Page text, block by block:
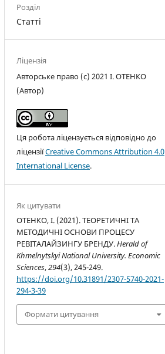
Розділ
Статті
Ліцензія
Авторське право (c) 2021 І. ОТЕНКО
(Автор)
Ця робота ліцензується відповідно до
ліцензіїCreative Commons Attribution 4.0
International License.
Як цитувати
ОТЕНКО, І. (2021). ТЕОРЕТИЧНІ ТА
МЕТОДИЧНІ ОСНОВИ ПРОЦЕСУ
РЕВІТАЛАЙЗИНГУ БРЕНДУ.Herald of
Khmelnytskyi National University. Economic
Sciences,294(3), 245-249.
https://doi.org/10.31891/2307-5740-2021-
294-3-39
Формати цитування